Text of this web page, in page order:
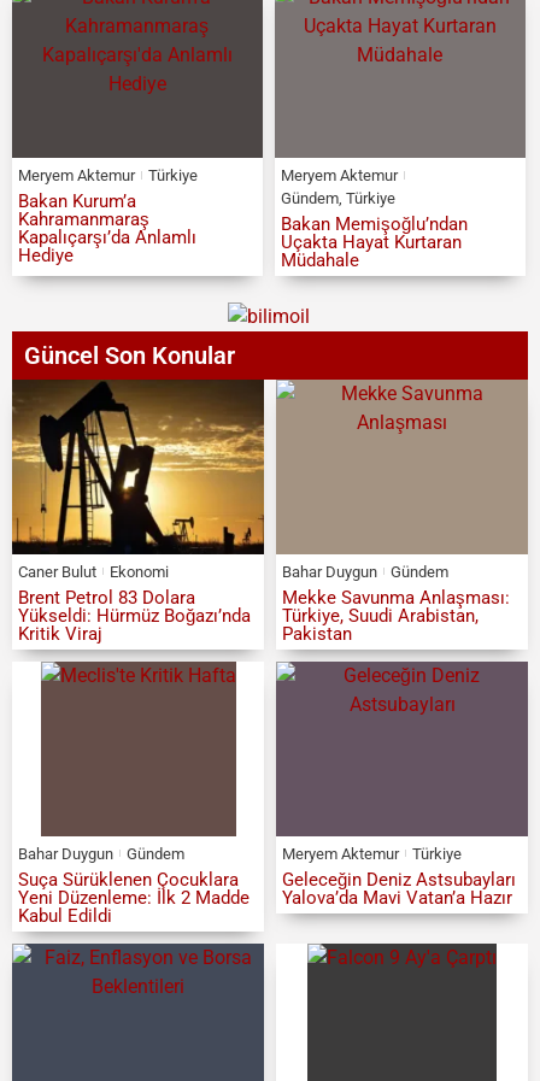
Meryem Aktemur Türkiye
Bakan Kurum’a
Kahramanmaraş
Kapalıçarşı’da Anlamlı
Hediye
Meryem Aktemur
Gündem, Türkiye
Bakan Memişoğlu’ndan
Uçakta Hayat Kurtaran
Müdahale
Güncel Son Konular
Caner Bulut Ekonomi
Brent Petrol 83 Dolara
Yükseldi: Hürmüz Boğazı’nda
Kritik Viraj
Bahar Duygun Gündem
Mekke Savunma Anlaşması:
Türkiye, Suudi Arabistan,
Pakistan
Bahar Duygun Gündem
Suça Sürüklenen Çocuklara
Yeni Düzenleme: İlk 2 Madde
Kabul Edildi
Meryem Aktemur Türkiye
Geleceğin Deniz Astsubayları
Yalova’da Mavi Vatan’a Hazır